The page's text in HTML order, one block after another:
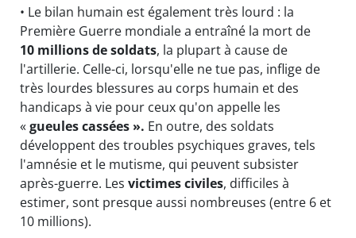
• Le bilan humain est également très lourd : la
Première Guerre mondiale a entraîné la mort de
10 millions de soldats, la plupart à cause de
l'artillerie. Celle-ci, lorsqu'elle ne tue pas, inflige de
très lourdes blessures au corps humain et des
handicaps à vie pour ceux qu'on appelle les
«gueules cassées ». En outre, des soldats
développent des troubles psychiques graves, tels
l'amnésie et le mutisme, qui peuvent subsister
après-guerre. Les victimes civiles, difficiles à
estimer, sont presque aussi nombreuses (entre 6 et
10 millions).